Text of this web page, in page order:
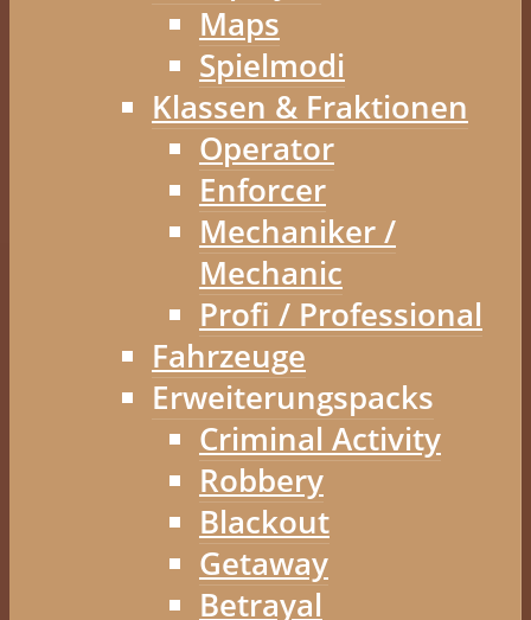
Maps
Spielmodi
Klassen & Fraktionen
Operator
Enforcer
Mechaniker /
Mechanic
Profi / Professional
Fahrzeuge
Erweiterungspacks
Criminal Activity
Robbery
Blackout
Getaway
Betrayal